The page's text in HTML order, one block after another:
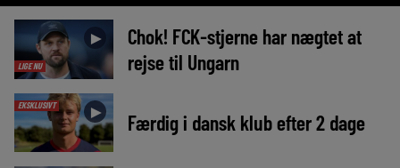
LIGE NU
►
Chok! FCK-stjerne har nægtet at
rejse til Ungarn
EKSKLUSIVT ► Færdig i dansk klub efter 2 dage